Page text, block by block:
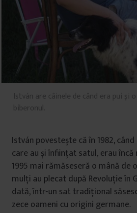
István are câinele de când era pui și
biberonul.
István povestește că în 1982,
care au și înființat satul, erau
1995 mai rămăseseră o mână de
mulți au plecat după Revoluție în
dată, într-un sat tradițional
zece oameni cu origini germane.